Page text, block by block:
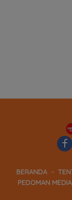
BERANDA
PEDOMAN